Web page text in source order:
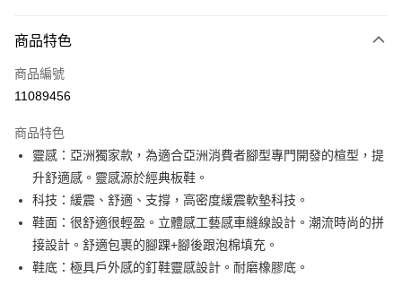
信用卡一次付款
信用卡分期付款
合作金庫商業銀行
華南商業銀行
彰化商業銀行
上海商業儲蓄銀行
國泰世華商業銀行
兆豐國際商業銀行
臺灣中小企業銀行
台中商業銀行
匯豐（台灣）商業銀行
華泰商業銀行
聯邦商業銀行
遠東國際商業銀行
元大商業銀行
永豐商業銀行
LINE Pay
街口支付
AFTEE先享後付
相關說明
AFTEE先享後付是「在收到商品之後才付款」的支付方式。 讓您購物簡單
ATM付款
商品特色
商品編號
11089456
商品特色
靈感：亞洲獨家款，為適合亞洲消費者腳型專門開發的楦型，提
升舒適感。靈感源於經典板鞋。
科技：緩震、舒適、支撐，高密度緩震軟墊科技。
鞋面：很舒適很輕盈。立體感工藝感車縫線設計。潮流時尚的拼
接設計。舒適包裹的腳踝+腳後跟泡棉填充。
鞋底：極具戶外感的釘鞋靈感設計。耐磨橡膠底。